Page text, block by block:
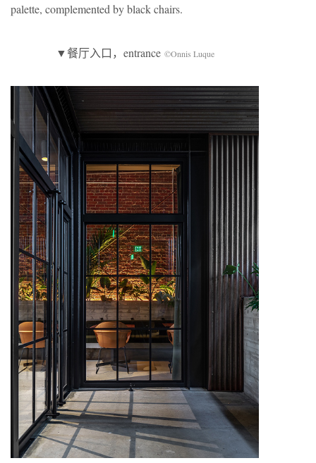
palette, complemented by black chairs.
▼餐厅入口，entrance ©Onnis Luque